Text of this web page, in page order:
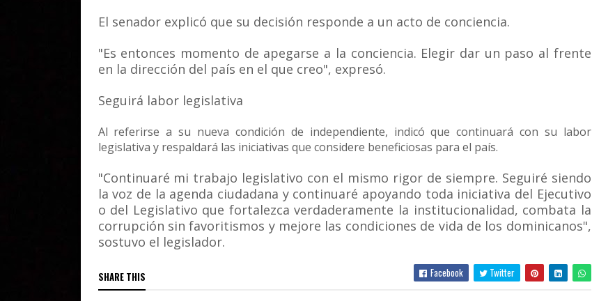
El senador explicó que su decisión responde a un acto de conciencia.
"Es entonces momento de apegarse a la conciencia. Elegir dar un paso al frente
en la dirección del país en el que creo", expresó.
Seguirá labor legislativa
Al referirse a su nueva condición de independiente, indicó que continuará con su labor
legislativa y respaldará las iniciativas que considere beneficiosas para el país.
"Continuaré mi trabajo legislativo con el mismo rigor de siempre. Seguiré siendo
la voz de la agenda ciudadana y continuaré apoyando toda iniciativa del Ejecutivo
o del Legislativo que fortalezca verdaderamente la institucionalidad, combata la
corrupción sin favoritismos y mejore las condiciones de vida de los dominicanos",
sostuvo el legislador.
SHARE THIS Facebook Twitter